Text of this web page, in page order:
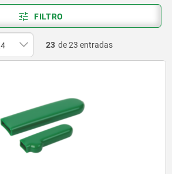
FILTRO
23 de 23 entradas